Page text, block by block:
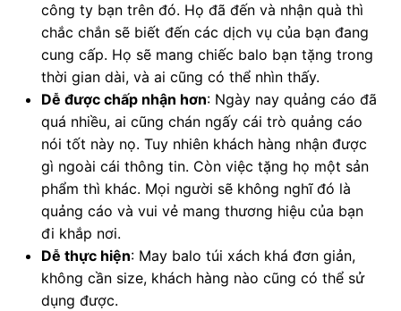
công ty bạn trên đó. Họ đã đến và nhận quà thì
chắc chắn sẽ biết đến các dịch vụ của bạn đang
cung cấp. Họ sẽ mang chiếc balo bạn tặng trong
thời gian dài, và ai cũng có thể nhìn thấy.
Dễ được chấp nhận hơn: Ngày nay quảng cáo đã
quá nhiều, ai cũng chán ngấy cái trò quảng cáo
nói tốt này nọ. Tuy nhiên khách hàng nhận được
gì ngoài cái thông tin. Còn việc tặng họ một sản
phẩm thì khác. Mọi người sẽ không nghĩ đó là
quảng cáo và vui vẻ mang thương hiệu của bạn
đi khắp nơi.
Dễ thực hiện: May balo túi xách khá đơn giản,
không cần size, khách hàng nào cũng có thể sử
dụng được.